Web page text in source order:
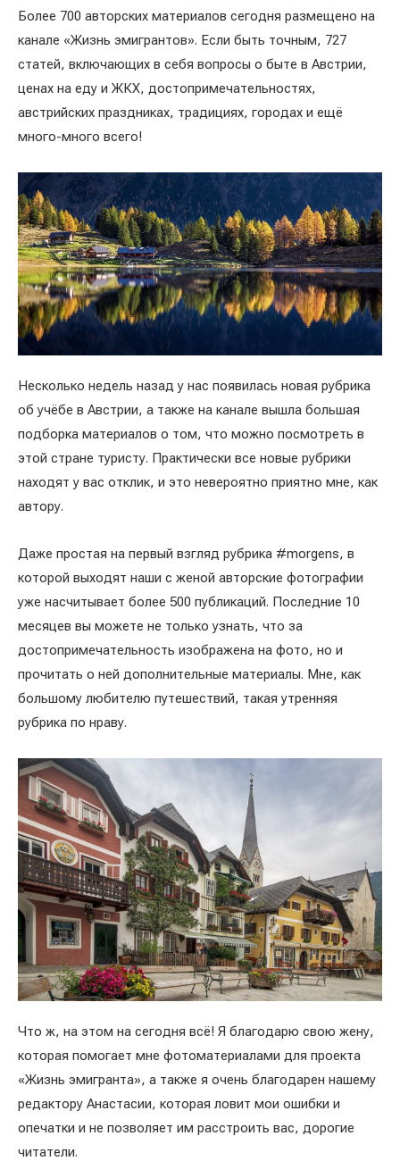
Более 700 авторских материалов сегодня размещено на
канале «Жизнь эмигрантов». Если быть точным, 727
статей, включающих в себя вопросы о быте в Австрии,
ценах на еду и ЖКХ, достопримечательностях,
австрийских праздниках, традициях, городах и ещё
много-много всего!
Несколько недель назад у нас появилась новая рубрика
об учёбе в Австрии, а также на канале вышла большая
подборка материалов о том, что можно посмотреть в
этой стране туристу. Практически все новые рубрики
находят у вас отклик, и это невероятно приятно мне, как
автору.
Даже простая на первый взгляд рубрика #morgens, в
которой выходят наши с женой авторские фотографии
уже насчитывает более 500 публикаций. Последние 10
месяцев вы можете не только узнать, что за
достопримечательность изображена на фото, но и
прочитать о ней дополнительные материалы. Мне, как
большому любителю путешествий, такая утренняя
рубрика по нраву.
Что ж, на этом на сегодня всё! Я благодарю свою жену,
которая помогает мне фотоматериалами для проекта
«Жизнь эмигранта», а также я очень благодарен нашему
редактору Анастасии, которая ловит мои ошибки и
опечатки и не позволяет им расстроить вас, дорогие
читатели.